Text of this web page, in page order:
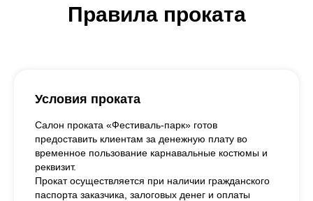
Правила проката
Условия проката
Салон проката «Фестиваль-парк» готов
предоставить клиентам за денежную плату во
временное пользование карнавальные костюмы и
реквизит.
Прокат осуществляется при наличии гражданского
паспорта заказчика, залоговых денег и оплаты